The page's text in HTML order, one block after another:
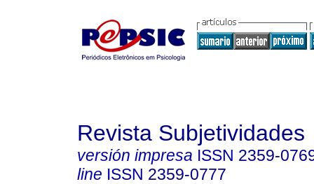
Revista Subjetividades
versión impresa ISSN 2359-
line ISSN 2359-0777